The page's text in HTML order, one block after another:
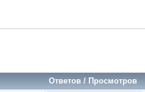
Ответов /Просмотров